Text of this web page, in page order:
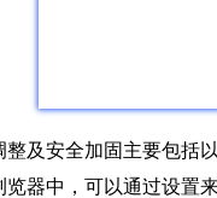
及安全加固主要包括
览器中，可以通过设置